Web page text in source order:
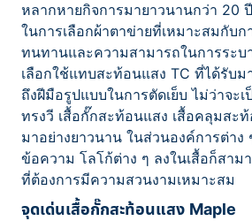
หลากหายกิจการมายาวนานกว่า 20
ในการเลือกผ้าตาข่ายที่เหมาะสมกับก
ทนทานและความสามารถในการระบ
เลือกใช้แทบสะท้อนแสง TC ที่ได้รับม
ถึงฝีมือรูปแบบในการตัดเย็บ ไม่ว่าจะ
ทรงวี เสื้อกั๊กสะท้อนแสง เสื้อคลุมส
มาอย่างยาวนาน ในส่วนองค์การต่าง
ข้อความ โลโก้ต่าง ๆ ลงในเสื้อก็สาม
ที่ต้องการมีความสวนงามเหมาะสม
จุดเด่นเสื้อกั๊กสะท้อนแสง Maple